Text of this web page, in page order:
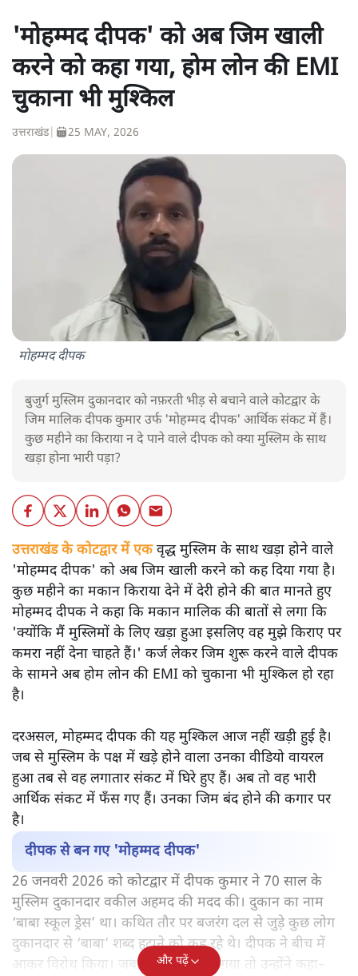
'मोहम्मद दीपक' को अब जिम खाली
करने को कहा गया, होम लोन की EMI
चुकाना भी मुश्किल
उत्तराखंड| 25 MAY, 2026
मोहम्मद दीपक
बुजुर्ग मुस्लिम दुकानदार को नफ़रती भीड़ से बचाने वाले कोटद्वार के
जिम मालिक दीपक कुमार उर्फ 'मोहम्मद दीपक' आर्थिक संकट में हैं।
कुछ महीने का किराया न दे पाने वाले दीपक को क्या मुस्लिम के साथ
खड़ा होना भारी पड़ा?
उत्तराखंड के कोटद्वार में एकवृद्ध मुस्लिम के साथ खड़ा होने वाले
'मोहम्मद दीपक' को अब जिम खाली करने को कह दिया गया है।
कुछ महीने का मकान किराया देने में देरी होने की बात मानते हुए
मोहम्मद दीपक ने कहा कि मकान मालिक की बातों से लगा कि
'क्योंकि मैं मुस्लिमों के लिए खड़ा हुआ इसलिए वह मुझे किराए पर
कमरा नहीं देना चाहते हैं।' कर्ज लेकर जिम शुरू करने वाले दीपक
के सामने अब होम लोन की EMI को चुकाना भी मुश्किल हो रहा
है।
दरअसल, मोहम्मद दीपक की यह मुश्किल आज नहीं खड़ी हुई है।
जब से मुस्लिम के पक्ष में खड़े होने वाला उनका वीडियो वायरल
हुआ तब से वह लगातार संकट में घिरे हुए हैं। अब तो वह भारी
आर्थिक संकट में फँस गए हैं। उनका जिम बंद होने की कगार पर
है।
दीपक से बन गए 'मोहम्मद दीपक'
26 जनवरी 2026 को कोटद्वार में दीपक कुमार ने 70 साल के
मुस्लिम दुकानदार वकील अहमद की मदद की। दुकान का नाम
‘बाबा स्कूल ड्रेस’ था। कथित तौर पर बजरंग दल से जुड़े कुछ लोग
दुकानदार से ‘बाबा’ शब्द हटाने को कह रहे थे। दीपक ने बीच में
आकर विरोध किया। जब उनसे नाम पूछा गया तो उन्होंने कहा–
और पढ़ें